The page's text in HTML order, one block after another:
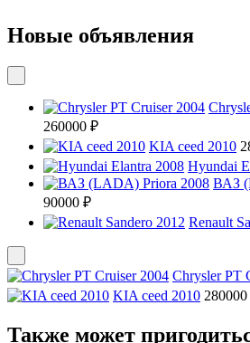
Новые объявления
260000 ₽
KIA ceed 2010
Hyundai
ВАЗ
90000 ₽
Renault
Chrysler PT
KIA ceed 2010
Также может